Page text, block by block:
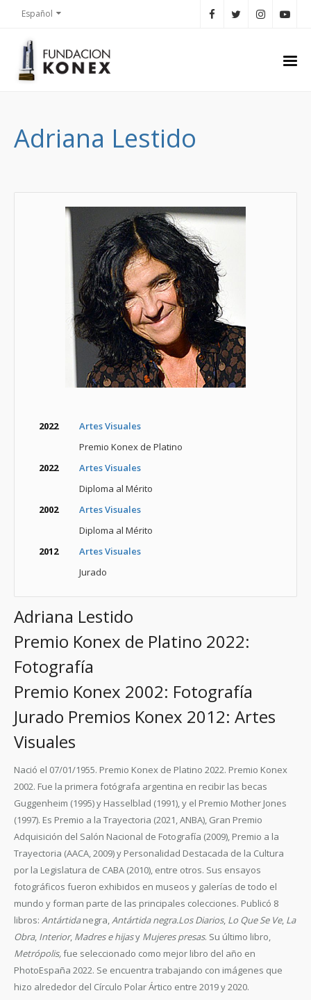
Español
Adriana Lestido
2022
Artes Visuales
Premio Konex de Platino
2022
Artes Visuales
Diploma al Mérito
2002
Artes Visuales
Diploma al Mérito
2012
Artes Visuales
Jurado
Adriana Lestido
Premio Konex de Platino 2022:
Fotografía
Premio Konex 2002: Fotografía
Jurado Premios Konex 2012: Artes
Visuales
Nació el 07/01/1955. Premio Konex de Platino 2022. Premio Konex
2002. Fue la primera fotógrafa argentina en recibir las becas
Guggenheim (1995) y Hasselblad (1991), y el Premio Mother Jones
(1997). Es Premio a la Trayectoria (2021, ANBA), Gran Premio
Adquisición del Salón Nacional de Fotografía (2009), Premio a la
Trayectoria (AACA, 2009) y Personalidad Destacada de la Cultura
por la Legislatura de CABA (2010), entre otros. Sus ensayos
fotográficos fueron exhibidos en museos y galerías de todo el
mundo y forman parte de las principales colecciones. Publicó 8
libros: Antártidanegra,Antártida negra.Los Diarios, Lo Que Se Ve, La
Obra, Interior, Madres e hijasy Mujeres presas. Su último libro,
Metrópolis,fue seleccionado como mejor libro del año en
PhotoEspaña 2022. Se encuentra trabajando con imágenes que
hizo alrededor del Círculo Polar Ártico entre 2019 y 2020.